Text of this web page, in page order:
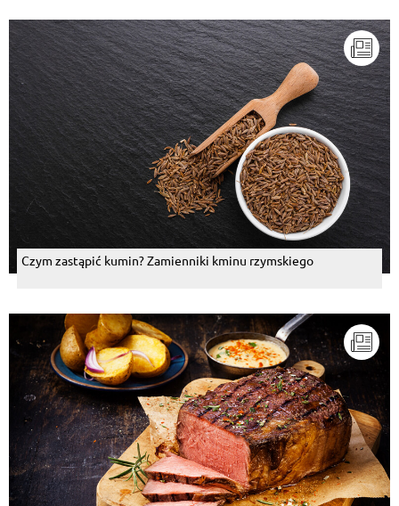
Czym zastąpić kumin? Zamienniki kminu rzymskiego